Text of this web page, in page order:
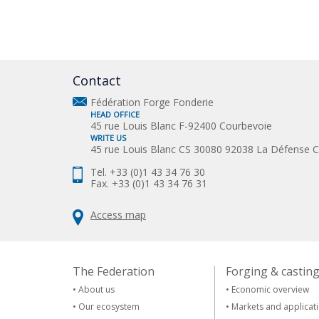
Contact
Fédération Forge Fonderie
HEAD OFFICE
45 rue Louis Blanc F-92400 Courbevoie
WRITE US
45 rue Louis Blanc CS 30080 92038 La Défense
Tel. +33 (0)1 43 34 76 30
Fax. +33 (0)1 43 34 76 31
Access map
The Federation
• About us
• Our ecosystem
Forging & casting
• Economic overview
• Markets and